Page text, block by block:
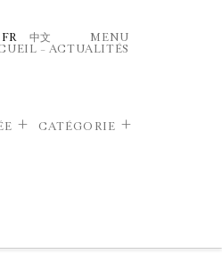
FR 中文
MENU
– ACTUALITÉS
CATÉGORIE